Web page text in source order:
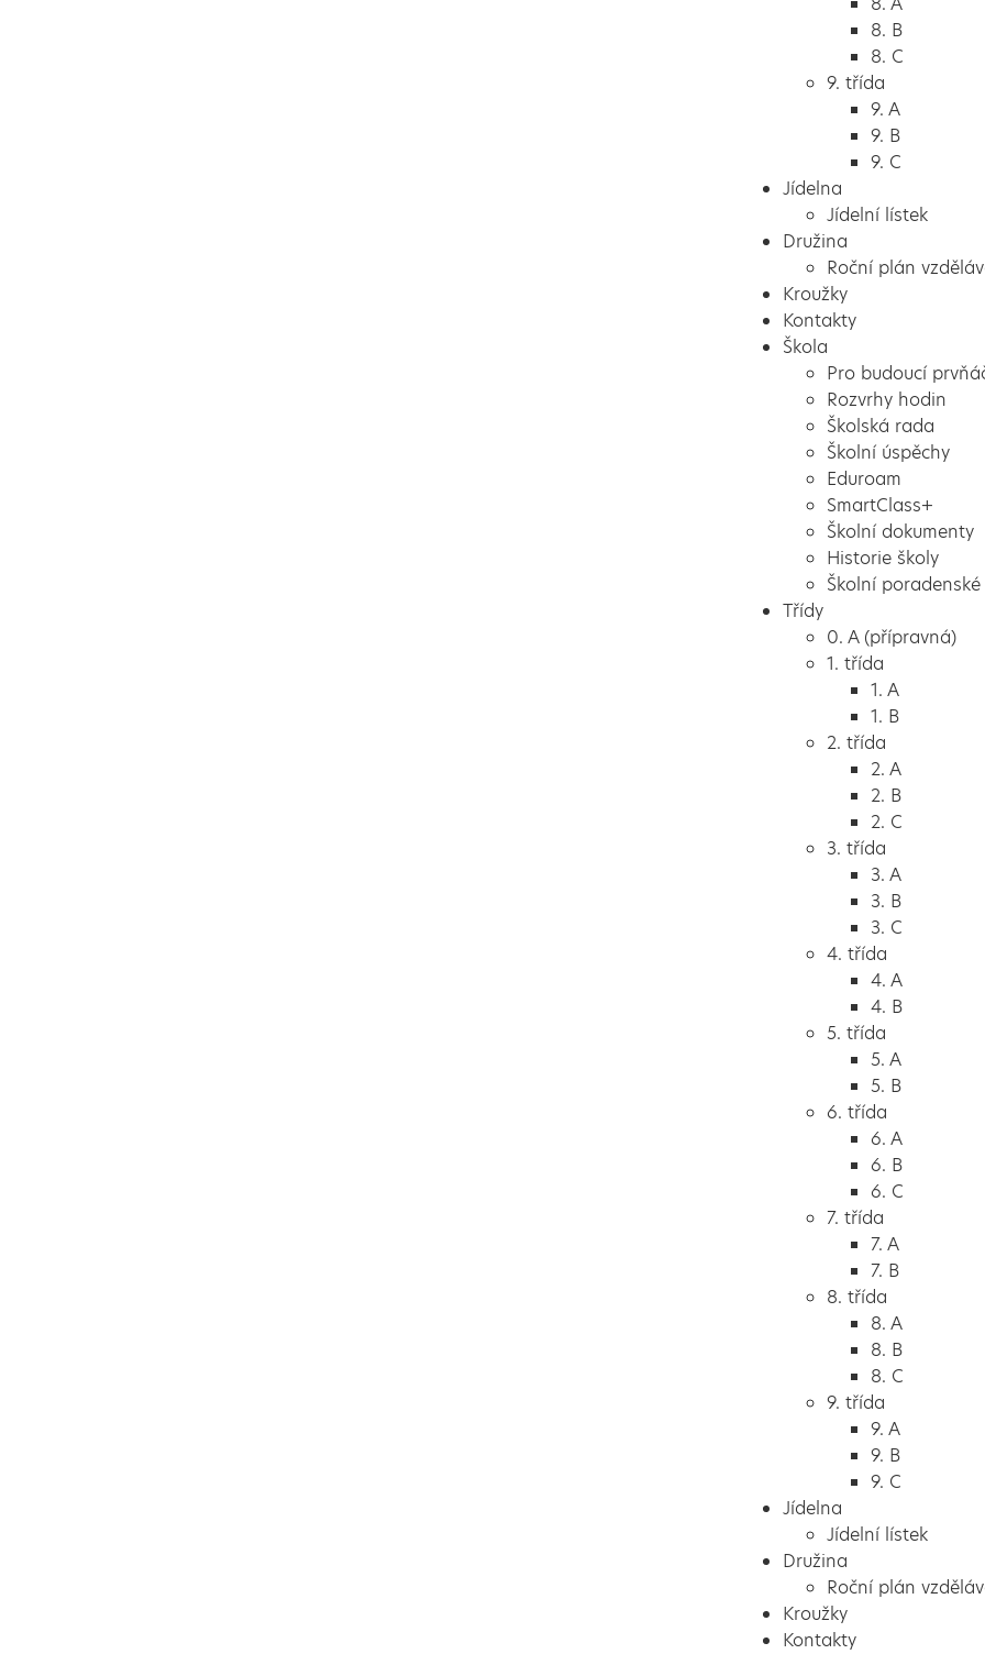
8. B
8. C
9. třída
9. A
9. B
9. C
Jídelna
Jídelní lístek
Družina
Roční plán
Kroužky
Kontakty
Škola
Pro budoucí
Rozvrhy hodin
Školská rada
Školní úspěchy
Eduroam
SmartClass+
Školní dokumenty
Historie školy
Školní
Třídy
0. A (přípravná)
1. třída
1. A
1. B
2. třída
2. A
2. B
2. C
3. třída
3. A
3. B
3. C
4. třída
4. A
4. B
5. třída
5. A
5. B
6. třída
6. A
6. B
6. C
7. třída
7. A
7. B
8. třída
8. A
8. B
8. C
9. třída
9. A
9. B
9. C
Jídelna
Jídelní lístek
Družina
Roční plán
Kroužky
Kontakty